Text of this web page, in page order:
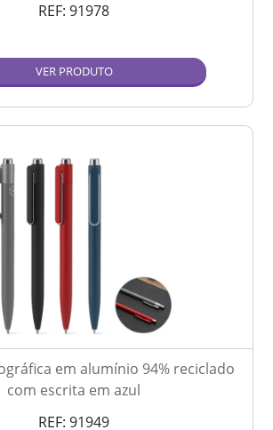
REF: 91978
VER PRODUTO
em alumínio 94% reciclado
com escrita em azul
REF: 91949